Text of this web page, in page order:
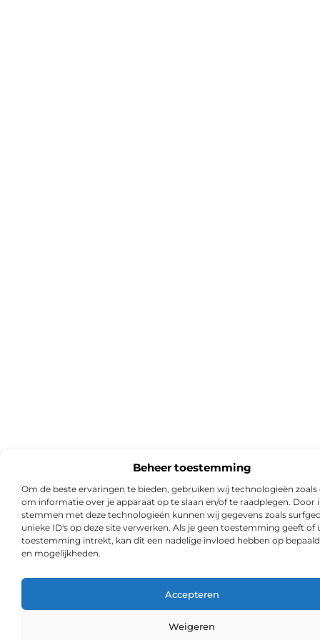
Beheer toestemming
Om de beste ervaringen te bieden, gebruiken wij technologieën zoals
om informatie over je apparaat op te slaan en/of te raadplegen. Door
stemmen met deze technologieën kunnen wij gegevens zoals
unieke ID's op deze site verwerken. Als je geen toestemming geeft of
toestemming intrekt, kan dit een nadelige invloed hebben op
en mogelijkheden.
Accepteren
Weigeren